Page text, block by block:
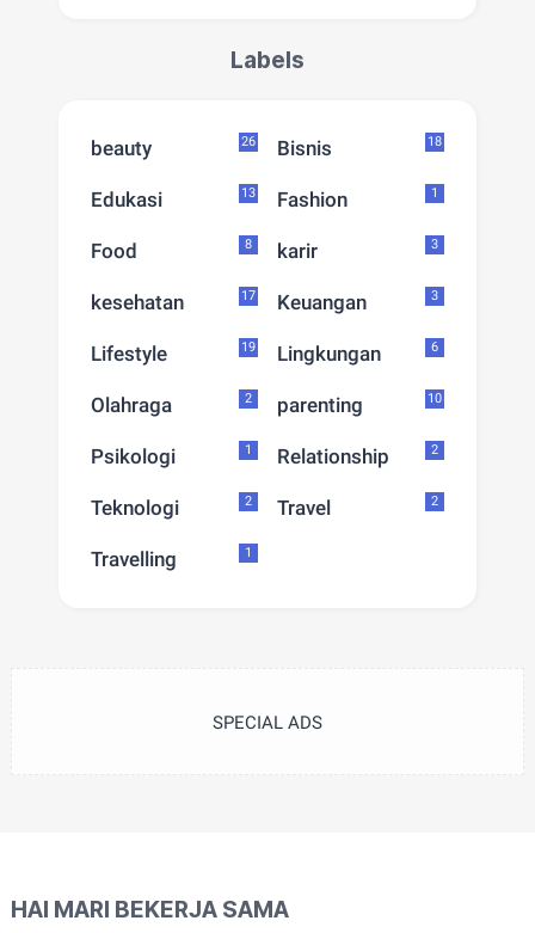
Labels
beauty 26 Bisnis 18
Edukasi 13 Fashion 1
Food 8 karir 3
kesehatan 17 Keuangan 3
Lifestyle 19 Lingkungan 6
Olahraga 2 parenting 10
Psikologi 1 Relationship 2
Teknologi 2 Travel 2
Travelling 1
SPECIAL ADS
HAI MARI BEKERJA SAMA